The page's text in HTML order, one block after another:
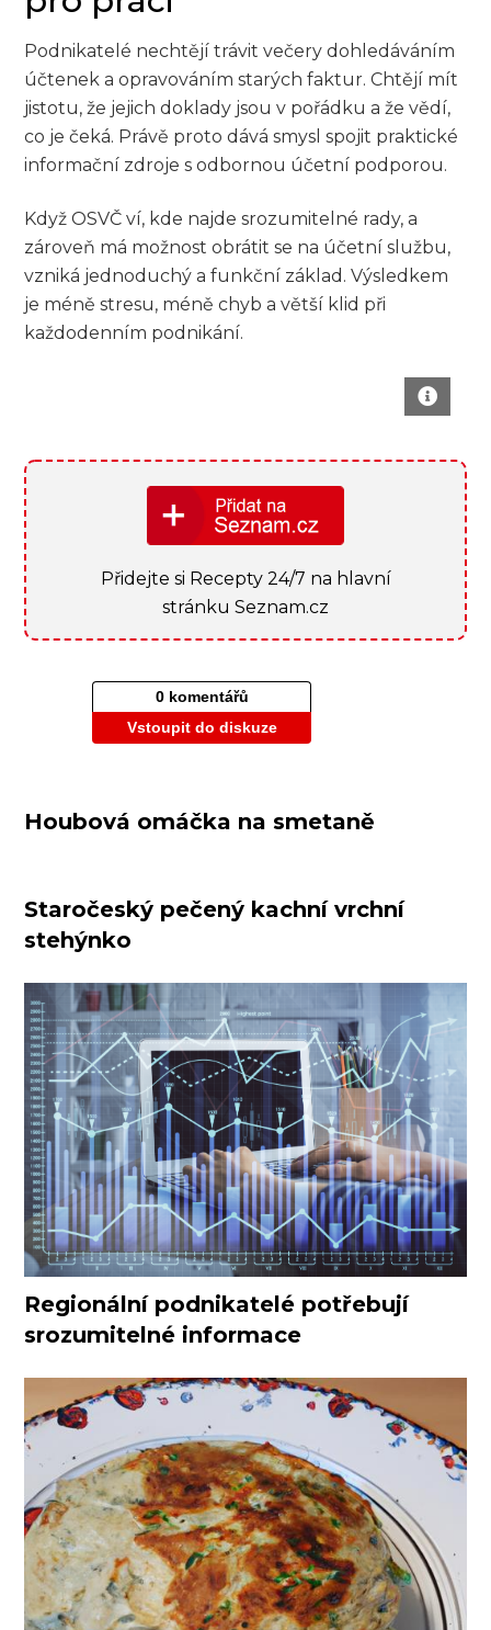
Podnikatelé nechtějí trávit večery dohledáváním
účtenek a opravováním starých faktur. Chtějí mít
jistotu, že jejich doklady jsou v pořádku a že vědí,
co je čeká. Právě proto dává smysl spojit praktické
informační zdroje s odbornou účetní podporou.
Když OSVČ ví, kde najde srozumitelné rady, a
zároveň má možnost obrátit se na účetní službu,
vzniká jednoduchý a funkční základ. Výsledkem
je méně stresu, méně chyb a větší klid při
každodenním podnikání.
Přidejte si Recepty 24/7 na hlavní
stránku Seznam.cz
0 komentářů
Vstoupit do diskuze
Houbová omáčka na smetaně
Staročeský pečený kachní vrchní
stehýnko
Regionální podnikatelé potřebují
srozumitelné informace